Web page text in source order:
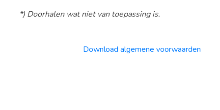
*) Doorhalen wat niet van toepassing is.
Download algemene voorwaarden